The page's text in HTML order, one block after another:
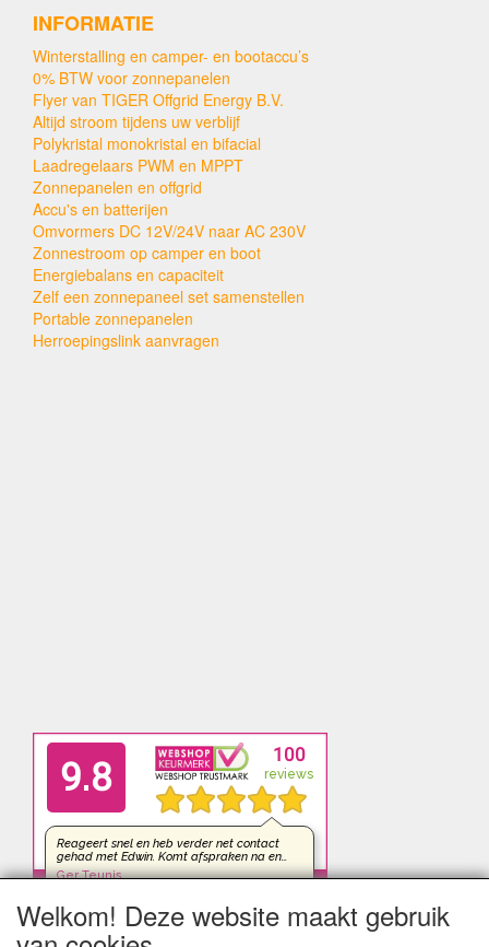
INFORMATIE
Winterstalling en camper- en bootaccu’s
0% BTW voor zonnepanelen
Flyer van TIGER Offgrid Energy B.V.
Altijd stroom tijdens uw verblijf
Polykristal monokristal en bifacial
Laadregelaars PWM en MPPT
Zonnepanelen en offgrid
Accu's en batterijen
Omvormers DC 12V/24V naar AC 230V
Zonnestroom op camper en boot
Energiebalans en capaciteit
Zelf een zonnepaneel set samenstellen
Portable zonnepanelen
Herroepingslink aanvragen
Welkom! Deze website maakt gebruik